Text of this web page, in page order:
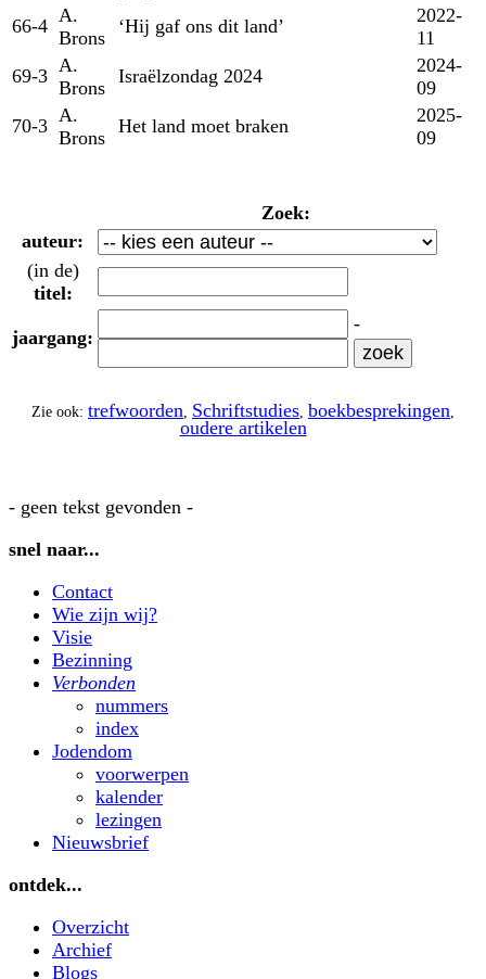
66-4 A.
Brons
‘Hij gaf ons dit land’
2022-
11
69-3 A.
Brons
Israëlzondag 2024
2024-
09
70-3 A.
Brons
Het land moet braken
2025-
09
Zoek:
auteur:
(in de)
titel:
jaargang:
-
Zie ook: trefwoorden, Schriftstudies, boekbesprekingen,
oudere artikelen
- geen tekst gevonden -
snel naar...
Contact
Wie zijn wij?
Visie
Bezinning
Verbonden
nummers
index
Jodendom
voorwerpen
kalender
lezingen
Nieuwsbrief
ontdek...
Overzicht
Archief
Blogs